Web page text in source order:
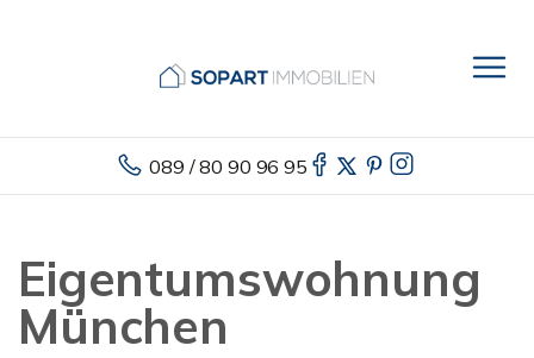
089 / 80 90 96 95
Eigentumswohnung
München